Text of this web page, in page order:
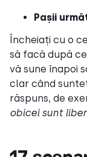
Pașii
Încheiați cu o
să facă după
vă sune înapoi
clar când
răspuns, de
obicei sunt